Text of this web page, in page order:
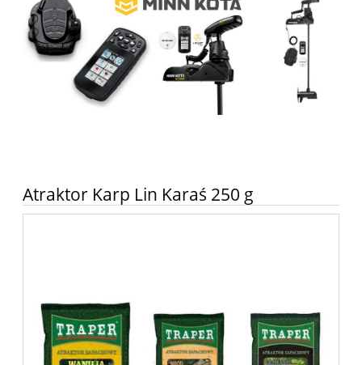
Atraktor Karp Lin Karaś 250 g